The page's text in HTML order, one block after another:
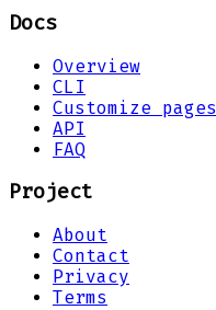
Docs
Overview
CLI
Customize pages
API
FAQ
Project
About
Contact
Privacy
Terms